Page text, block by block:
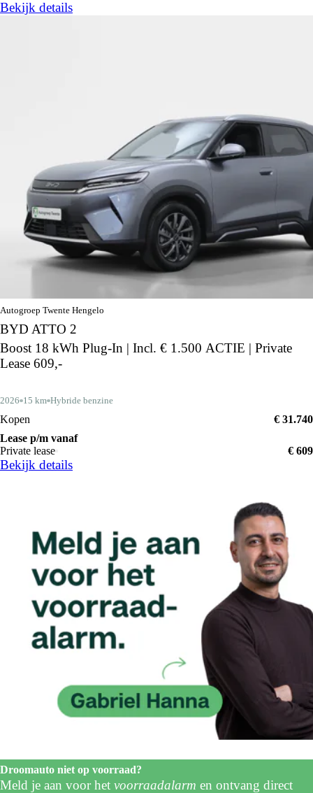
Bekijk details
Autogroep Twente Hengelo
BYD ATTO 2
Boost 18 kWh Plug-In | Incl. € 1.500 ACTIE | Private
Lease 609,-
2026 15 km Hybride benzine
Kopen
€ 31.740
Lease p/m vanaf
Private lease
€ 609
Bekijk details
Droomauto niet op voorraad?
Meld je aan voor het voorraadalarm en ontvang direct